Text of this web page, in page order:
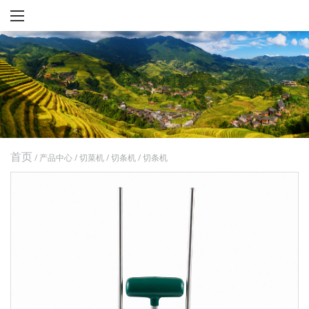
首页 / 产品中心/切菜机/切条机/切条机